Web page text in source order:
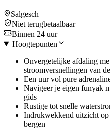
Salgesch
Niet terugbetaalbaar
Binnen 24 uur
Hoogtepunten
Onvergetelijke afdaling
stroomversnellingen van
Een uur vol pure
Navigeer je eigen funyak
gids
Rustige tot snelle
Indrukwekkend uitzicht op
bergen